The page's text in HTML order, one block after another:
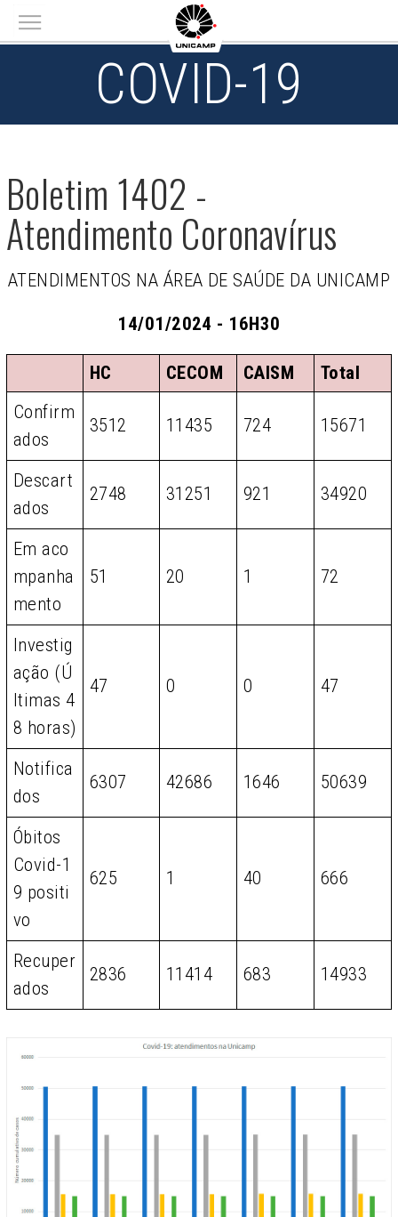
Main menu
COVID-19
Boletim 1402 -
Atendimento Coronavírus
ATENDIMENTOS NA ÁREA DE SAÚDE DA UNICAMP
14/01/2024 - 16H30
HC CECOM CAISM
Total
Confirm
ados
3512 11435 724 15671
Descart
ados
2748 31251 921 34920
Em aco
mpanha
mento
51 20 1 72
Investig
ação (Ú
ltimas 4
8 horas)
47 0 0 47
Notifica
dos
6307 42686 1646 50639
Óbitos
Covid-1
9 positi
vo
625 1 40 666
Recuper
ados
2836 11414 683 14933